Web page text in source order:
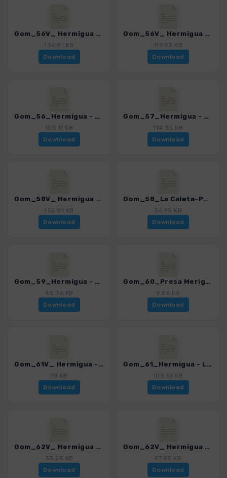
Gom_56V_ Hermigua - Vallehermoso 2_4007_15.gpx
134.91 KB
Download
Gom_56V_ Hermigua - Vallehermoso_4007_15.gpx
119.93 KB
Download
Gom_56_Hermigua - Tamargada - Vallehermoso_4007_15.gpx
105.11 KB
Download
Gom_57_Hermigua - Playa de La Caleta_4007_15.gpx
114.35 KB
Download
Gom_58V_ Hermigua - Playa de La Caleta_4007_15.gpx
152.81 KB
Download
Gom_58_La Caleta-Punta San Lorenzo_4007_15.gpx
36.95 KB
Download
Gom_59_Hermigua - Agulo_4007_15.gpx
43.36 KB
Download
Gom_60_Presa Meriga_4007_15.gpx
9.06 KB
Download
Gom_61V_ Hermigua - Los Acevinos - Corralete_4007_15.gpx
78 KB
Download
Gom_61_Hermigua - Los Acevinos_4007_15.gpx
103.51 KB
Download
Gom_62V_ Hermigua - Carbonera - La Cumbre_4007_15.gpx
33.25 KB
Download
Gom_62V_ Hermigua - Cumbre Carbonera_4007_15.gpx
27.85 KB
Download